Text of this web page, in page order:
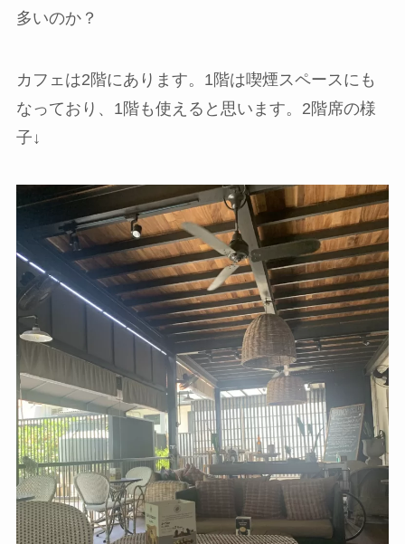
多いのか？
カフェは2階にあります。1階は喫煙スペースにも
なっており、1階も使えると思います。2階席の様
子↓